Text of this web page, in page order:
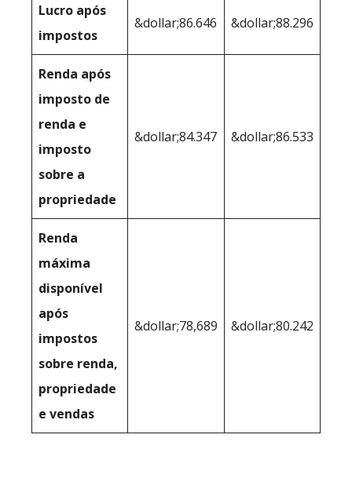
Lucro após
impostos
&dollar;86.646 &dollar;88.296
Renda após
imposto de
renda e
imposto
sobre a
propriedade
&dollar;84.347 &dollar;86.533
Renda
máxima
disponível
após
impostos
sobre renda,
propriedade
e vendas
&dollar;78,689 &dollar;80.242